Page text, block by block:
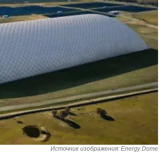
Источник изображения: Energy Dome